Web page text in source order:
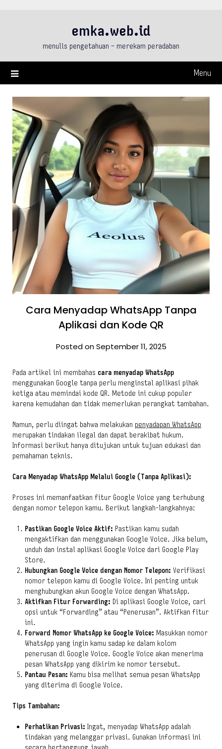
emka.web.id
menulis pengetahuan – merekam peradaban
Menu
Cara Menyadap WhatsApp Tanpa
Aplikasi dan Kode QR
Posted on September 11, 2025
Pada artikel ini membahas cara menyadap WhatsApp
menggunakan Google tanpa perlu menginstal aplikasi pihak
ketiga atau memindai kode QR. Metode ini cukup populer
karena kemudahan dan tidak memerlukan perangkat tambahan.
Namun, perlu diingat bahwa melakukan penyadapan WhatsApp
merupakan tindakan ilegal dan dapat berakibat hukum.
Informasi berikut hanya ditujukan untuk tujuan edukasi dan
pemahaman teknis.
Cara Menyadap WhatsApp Melalui Google (Tanpa Aplikasi):
Proses ini memanfaatkan fitur Google Voice yang terhubung
dengan nomor telepon kamu. Berikut langkah-langkahnya:
Pastikan Google Voice Aktif: Pastikan kamu sudah
mengaktifkan dan menggunakan Google Voice. Jika belum,
unduh dan instal aplikasi Google Voice dari Google Play
Store.
Hubungkan Google Voice dengan Nomor Telepon: Verifikasi
nomor telepon kamu di Google Voice. Ini penting untuk
menghubungkan akun Google Voice dengan WhatsApp.
Aktifkan Fitur Forwarding: Di aplikasi Google Voice, cari
opsi untuk “Forwarding” atau “Penerusan”. Aktifkan fitur
ini.
Forward Nomor WhatsApp ke Google Voice: Masukkan nomor
WhatsApp yang ingin kamu sadap ke dalam kolom
penerusan di Google Voice. Google Voice akan menerima
pesan WhatsApp yang dikirim ke nomor tersebut.
Pantau Pesan: Kamu bisa melihat semua pesan WhatsApp
yang diterima di Google Voice.
Tips Tambahan:
Perhatikan Privasi: Ingat, menyadap WhatsApp adalah
tindakan yang melanggar privasi. Gunakan informasi ini